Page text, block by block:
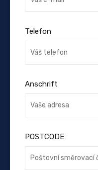
Telefon
Anschrift
POSTCODE